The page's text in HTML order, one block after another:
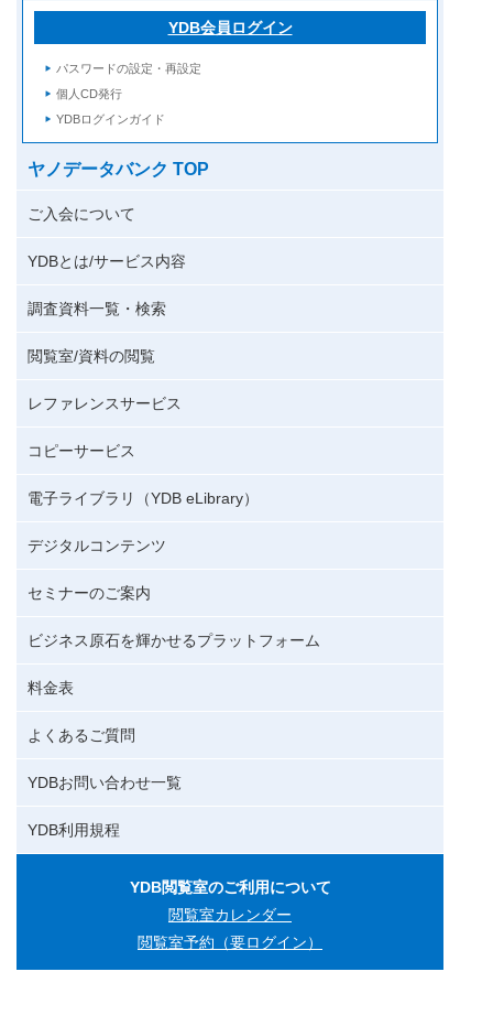
YDB会員ログイン
パスワードの設定・再設定
個人CD発行
YDBログインガイド
ヤノデータバンク TOP
ご入会について
YDBとは/サービス内容
調査資料一覧・検索
閲覧室/資料の閲覧
レファレンスサービス
コピーサービス
電子ライブラリ（YDB eLibrary）
デジタルコンテンツ
セミナーのご案内
ビジネス原石を輝かせるプラットフォーム
料金表
よくあるご質問
YDBお問い合わせ一覧
YDB利用規程
YDB閲覧室のご利用について
閲覧室カレンダー
閲覧室予約（要ログイン）